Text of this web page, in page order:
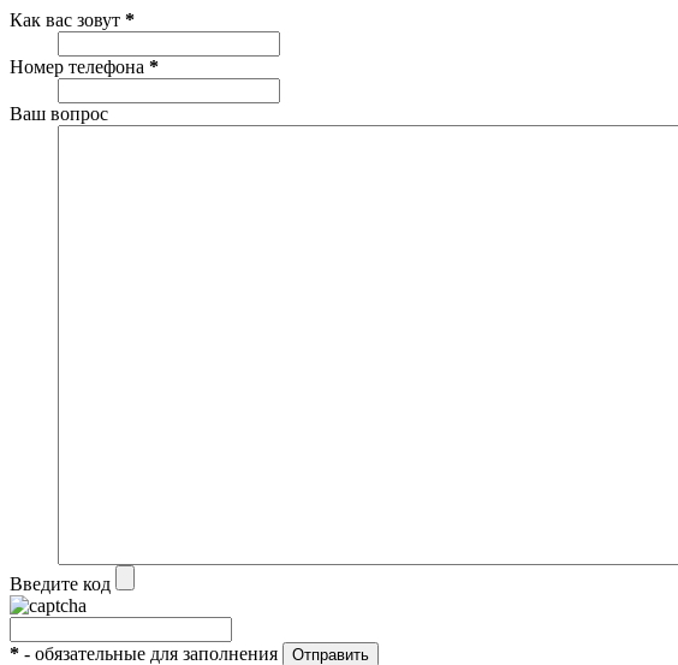
Как вас зовут *
Номер телефона *
Ваш вопрос
Введите код
* - обязательные для заполнения